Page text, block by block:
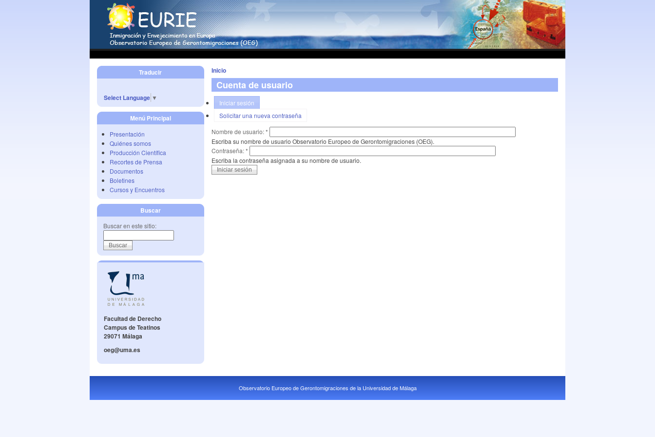
Traducir
Select Language ▼
Menú Principal
Presentación
Quiénes somos
Producción Científica
Recortes de Prensa
Documentos
Boletines
Cursos y Encuentros
Buscar
Buscar en este sitio:
Facultad de Derecho
Campus de Teatinos
29071 Málaga
oeg@uma.es
Inicio
Cuenta de usuario
Iniciar sesión
Solicitar una nueva contraseña
Nombre de usuario:*
Escriba su nombre de usuario Observatorio Europeo de Gerontomigraciones (OEG).
Contraseña:*
Escriba la contraseña asignada a su nombre de usuario.
Observatorio Europeo de Gerontomigraciones de la Universidad de Málaga